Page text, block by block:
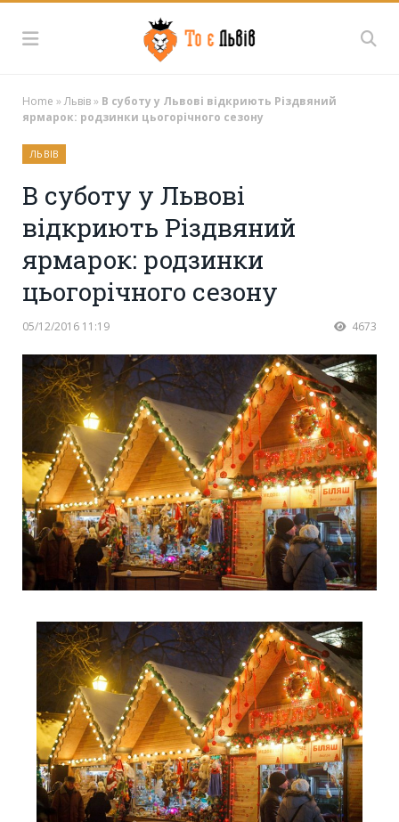
Home »Львів» В суботу у Львові відкриють Різдвяний
ярмарок: родзинки цьогорічного сезону
ЛЬВІВ
В суботу у Львові
відкриють Різдвяний
ярмарок: родзинки
цьогорічного сезону
05/12/2016 11:19 4673